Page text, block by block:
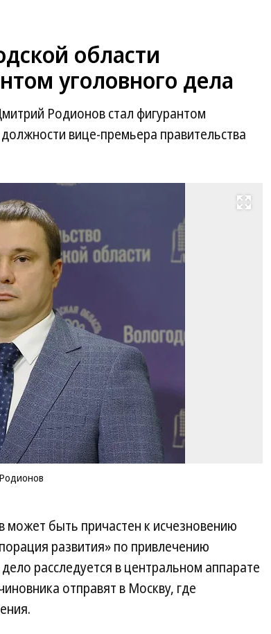
области
уголовного дела
Родионов стал фигурантом
вице-премьера правительства
Развернуть на весь экран
может быть причастен к исчезновению
развития» по привлечению
расследуется в центральном аппарате
отправят в Москву, где